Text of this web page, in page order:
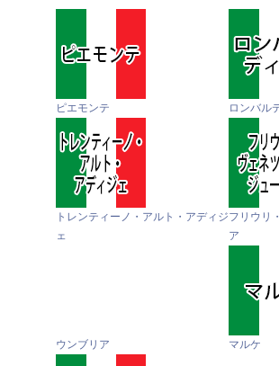
ピエモンテ ロンバル
トレンティーノ・アルト・アディジ
ェ
フリウリ
ア
ウンブリア マルケ